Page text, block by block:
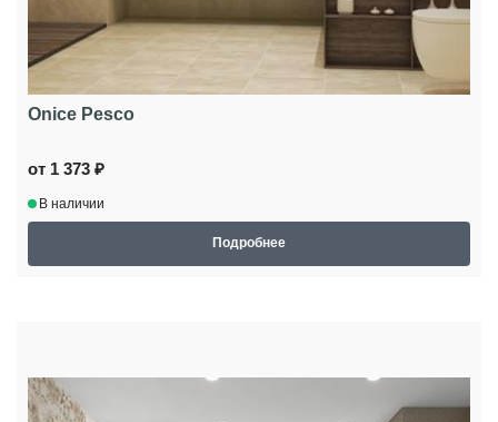
Onice Pesco
от 1 373 ₽
В наличии
Подробнее